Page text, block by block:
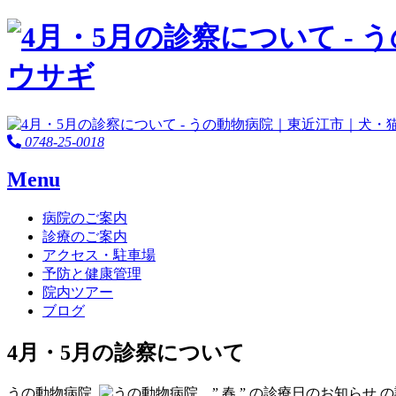
0748-25-0018
Menu
病院のご案内
診療のご案内
アクセス・駐車場
予防と健康管理
院内ツアー
ブログ
4月・5月の診察について
うの動物病院